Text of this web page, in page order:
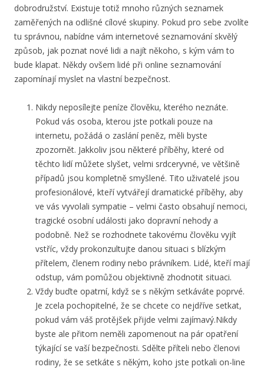
dobrodružství. Existuje totiž mnoho různých seznamek
zaměřených na odlišné cílové skupiny. Pokud pro sebe zvolíte
tu správnou, nabídne vám internetové seznamování skvělý
způsob, jak poznat nové lidi a najít někoho, s kým vám to
bude klapat. Někdy ovšem lidé při online seznamování
zapomínají myslet na vlastní bezpečnost.
Nikdy neposílejte peníze člověku, kterého neznáte.
Pokud vás osoba, kterou jste potkali pouze na
internetu, požádá o zaslání peněz, měli byste
zpozornět. Jakkoliv jsou některé příběhy, které od
těchto lidí můžete slyšet, velmi srdceryvné, ve většině
případů jsou kompletně smyšlené. Tito uživatelé jsou
profesionálové, kteří vytvářejí dramatické příběhy, aby
ve vás vyvolali sympatie – velmi často obsahují nemoci,
tragické osobní události jako dopravní nehody a
podobně. Než se rozhodnete takovému člověku vyjít
vstříc, vždy prokonzultujte danou situaci s blízkým
přítelem, členem rodiny nebo právníkem. Lidé, kteří mají
odstup, vám pomůžou objektivně zhodnotit situaci.
Vždy buďte opatrní, když se s někým setkáváte poprvé.
Je zcela pochopitelné, že se chcete co nejdříve setkat,
pokud vám váš protějšek přijde velmi zajímavý.Nikdy
byste ale přitom neměli zapomenout na pár opatření
týkající se vaší bezpečnosti. Sdělte příteli nebo členovi
rodiny, že se setkáte s někým, koho jste potkali on-line